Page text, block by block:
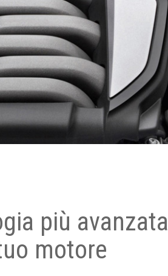
più avanzata
motore